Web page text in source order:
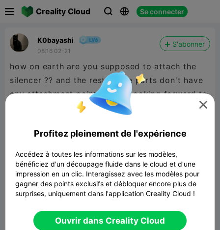
Creality Cloud   Se connecter
K0bayashi
08:16 02-21
S'abonner
how on earth are you supposed to attach the
silencer ?? and the rest of the parts don't have
any attachment points. I was looking forward to
this but now I'm just disappointed..... for the
1.96MB Lier un modèle

Profitez pleinement de l'expérience
Accédez à toutes les informations sur les modèles,
bénéficiez d'un découpage fluide dans le cloud et d'une
impression en un clic. Interagissez avec les modèles pour
gagner des points exclusifs et débloquer encore plus de
surprises, uniquement dans l'application Creality Cloud !
Ouvrir dans Creality Cloud